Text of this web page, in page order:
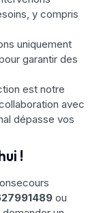
y compris
uniquement
garantir des
est notre
avec
dépasse vos
!
ou